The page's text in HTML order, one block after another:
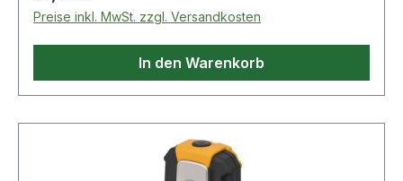
Eigenschaften: · Farbe: schwarz · Ausführung:
ohne Gewebeeinlage · Material: NR/SBR
Preise inkl. MwSt. zzgl. Versandkosten
In den Warenkorb